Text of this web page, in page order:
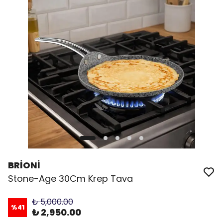
BRİONİ
Stone-Age 30Cm Krep Tava
%41 ₺ 5,000.00
₺ 2,950.00